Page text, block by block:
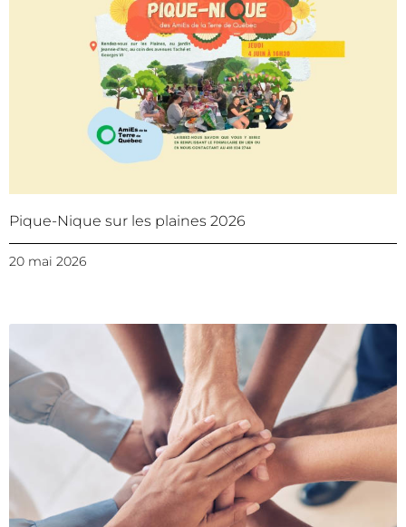
Pique-Nique sur les plaines 2026
20 mai 2026